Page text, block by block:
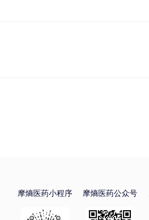
摩熵医药小程序 摩熵医药公众号